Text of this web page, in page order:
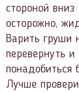
стороной
осторожно,
Варить груши
перевернуть
понадобиться
Лучше